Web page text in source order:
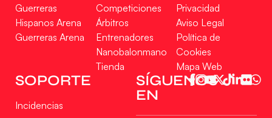
Guerreras
Hispanos Arena
Guerreras Arena
Competiciones
Árbitros
Entrenadores
Nanobalonmano
Tienda
Privacidad
Aviso Legal
Política de
Cookies
Mapa Web
SOPORTE
Incidencias
SÍGUENOS
EN